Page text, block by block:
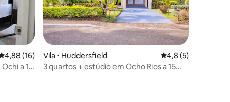
de uma avaliação média de 5, 16 avaliações
4,88 (16)
a 15
Vila ⋅ Huddersfield 4,8 de uma
4,8 (5)
3 quartos + estúdio em Ocho Rios a 15